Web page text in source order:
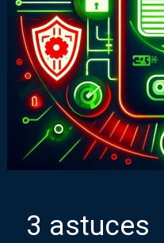
3 astuces